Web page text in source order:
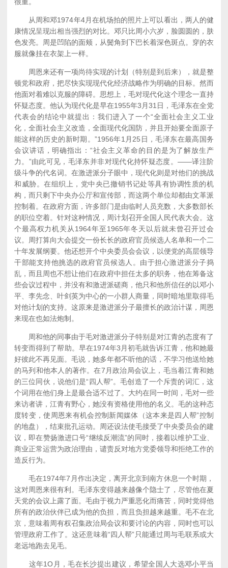
从周和邓1974年4月在机场拍的照片上可以看出，两人的健
康情况呈现出相当强烈的对比。邓只比周小六岁，脸圆圆的，肤
色发亮。周是凹陷的面颊，从鬓角到下巴长着深色斑点。穿的衣
服就像挂在衣架上一样。
周恩来还有一项尚待实现的计划（特别是到后来），就是整
顿党和政府，把尽快实现现代化经济战略作为明确的目标。然而
他面对着难以克服的障碍。思想上，毛对现代化这个理念一直持
怀疑态度。他认为现代化是早在1955年3月31日，毛泽东在全党
代表会的结论中就提出：我们进入了一个“全面社会主义工业
化，全面社会主义改造，全面现代化国防，并且开始要全面原子
能这样的历史的新时期。”1956年1月25日，毛泽东在最高国务
会议讲话，明确指出：“社会主义革命的目的是为了解放生产
力。”由此可见，毛泽东并非对现代化持怀疑态度。——译注阶
级斗争的代名词。在激进派分子眼中，现代化则是对他们的挑战
和威胁。在组织上，党中央已撤销书记处等具有协调性质的机
构，而只剩下中央办公厅和宣传部，而这两个单位却都由文革派
控制着。在政府方面，许多部门是由临时人员充数，大多数部长
的职位空着。针对这种情况，周计划召开全国人民代表大会。这
个最高权力机关从1964年至1965年冬天以后就未曾召开过会
议。周打算向大会提交一份长长的政府官员候选人名单和一个二
十年发展纲要。他还想开个中央委员会会议，以便党的高层领导
干部能支持他挑选的政府官员候选人。由于担心激进派分子捣
乱，而且周也不想让他们在政府中担任太多的职务，他在筹备这
些会议过程中，并没有和激进派磋商，他只和他所信任的以邓小
平、李先念、叶剑英为中心的一小群人商量，同时暗地里取得毛
对他计划的支持。这原来是激进派分子最擅长的政治计谋，周恩
来现在也如法炮制。
周和他的同事由于毛对激进派分子特别是对江青的态度有了
转变而得到了帮助。早在1974年3月初毛就告诉江青，他和她最
好彼此不再见面。毛说，她多年都不听他的话，不学习他送给她
的马列和他本人的著作。在7月政治局会议上，毛当着江青和她
的三位同伙，说他们是“四人帮”。毛创造了一个斥责的词汇，这
个词用在他们身上是最合适不过了。大约在同一时间，毛对一些
来访者讲，江青有野心，她没有资格使用他的名义。毛的这种态
度转变，使周恩来有机会控制新闻媒体（这本来是四人帮”控制
的地盘），结束批孔运动。周还设法使毛接受了中央委员会的建
议，即在赞扬激进口号“继续反潮流”的同时，接着以维护工业、
商业正常运营为政治理由，谴责反对地方党委领导和拒绝工作的
造反行为。
毛在1974年7月作出决定，离开北京到南方休息一个时期，
这对周恩来很有利。毛泽东变得越来越像个隐士了，尽管他在夏
天党的会议上露了面。毛由于视力严重恶化而痛苦，同时觉得他
所有的政治伙伴已成为他的负担，而且负担越来越重。毛不在北
京，意味着周有权召集政治局会议和要讨论的内容，同时也可以
管理政府工作了。这还意味着“四人帮”只能通过周与毛联系或大
老远地跑去见毛。
这年1O月，毛在长沙提出建议，希望全国人大选邓小平当